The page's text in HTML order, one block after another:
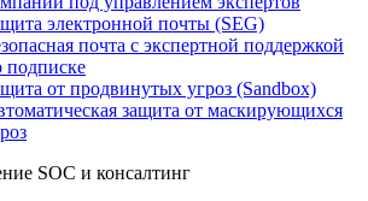
электронной почты (SEG)
почта с экспертной поддержкой
подписке
от продвинутых угроз (Sandbox)
защита от маскирующихся
SOC и консалтинг